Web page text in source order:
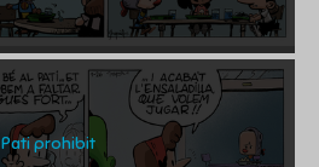
Pati prohibit